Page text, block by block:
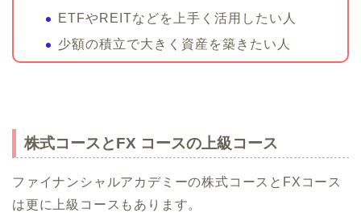
ETFやREITなどを上手く活用したい人
少額の積立で大きく資産を築きたい人
株式コースとFX コースの上級コース
ファイナンシャルアカデミーの株式コースとFXコース
は更に上級コースもあります。